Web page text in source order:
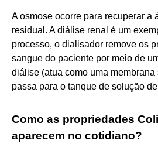
A osmose ocorre para recuperar a
residual. A diálise renal é um
processo, o dialisador remove os
sangue do paciente por meio de
diálise (atua como uma
passa para o tanque de solução
Como as propriedades
aparecem no cotidiano?